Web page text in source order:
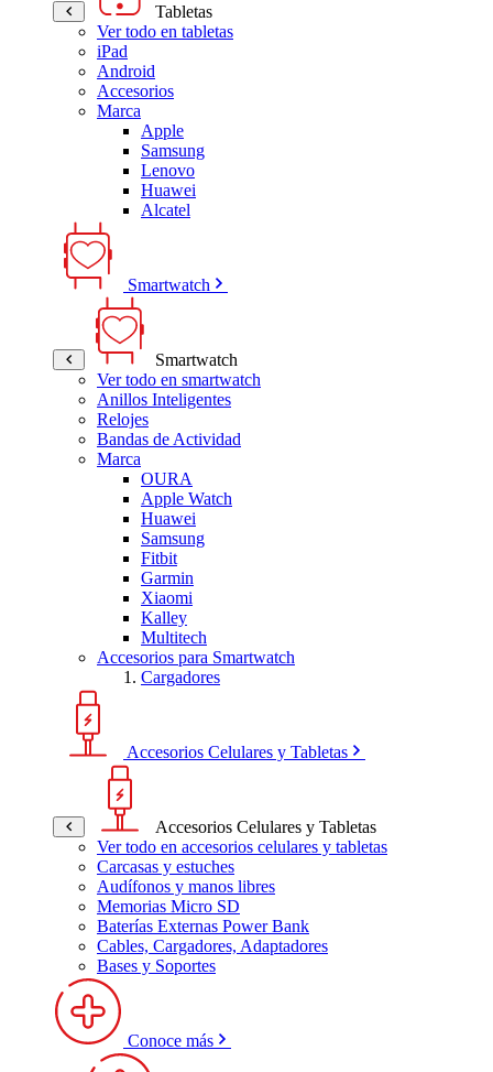
Tabletas
Ver todo en tabletas
iPad
Android
Accesorios
Marca
Apple
Samsung
Lenovo
Huawei
Alcatel
Smartwatch
Smartwatch
Ver todo en smartwatch
Anillos Inteligentes
Relojes
Bandas de Actividad
Marca
OURA
Apple Watch
Huawei
Samsung
Fitbit
Garmin
Xiaomi
Kalley
Multitech
Accesorios para Smartwatch
Cargadores
Accesorios Celulares y Tabletas
Accesorios Celulares y Tabletas
Ver todo en accesorios celulares y tabletas
Carcasas y estuches
Audífonos y manos libres
Memorias Micro SD
Baterías Externas Power Bank
Cables, Cargadores, Adaptadores
Bases y Soportes
Conoce más